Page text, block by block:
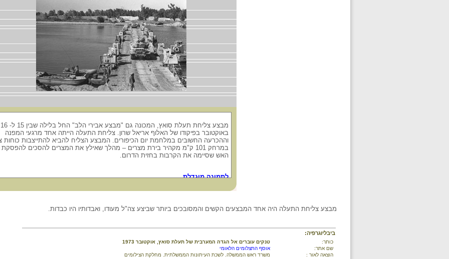
מבצע צליחת תעלת סואץ, המכונה גם "מבצע אבירי הלב" החל בלילה שבין 15 ל- 16
באוקטובר בפיקודו של האלוף אריאל שרון. צליחת התעלה הייתה אחד מרגעי המפנה
וההכרעה החשובים במלחמת יום הכיפורים. המבצע הצליח להביא להתייצבות כוחות
במרחק 101 ק"מ מקהיר בירת מצרים – מהלך שאילץ את המצרים להסכים להפסקת
האש שסיימה את הקרבות בחזית הדרום.
לתמונה מוגדלת
מבצע צליחת התעלה היה אחד המבצעים הקשים והמסובכים ביותר שביצע צה"ל מעודו, ואבדותיו היו כבדות.
ביבליוגרפיה:
כותר:
טנקים עוברים אל הגדה המערבית של תעלת סואץ, אוקטובר 1973
שם אתר:
אוסף התצלומים הלאומי
הוצאה לאור :
משרד ראש הממשלה. לשכת העיתונות הממשלתית. מחלקת הצילומים